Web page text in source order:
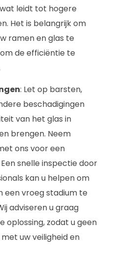
leidt tot hogere
Het is belangrijk om
ramen en glas te
de efficiëntie te
: Let op barsten,
beschadigingen
van het glas in
brengen. Neem
ons voor een
snelle inspectie door
kan u helpen om
een vroeg stadium te
adviseren u graag
oplossing, zodat u geen
uw veiligheid en